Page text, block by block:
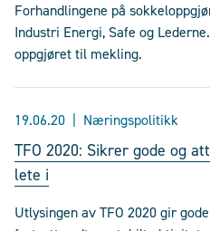
Forhandlingene på
Industri Energi, Safe og
oppgjøret til mekling.
19.06.20 Næringspolitikk
TFO 2020: Sikrer gode og
lete i
Utlysingen av TFO 2020 gir